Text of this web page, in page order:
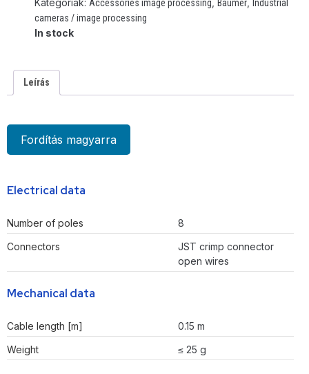
Kategóriák: Accessories image processing Baumer
Industrial
cameras / image processing
In stock
Leírás
Fordítás magyarra
Electrical data
Number of poles
8
Connectors
JST crimp connector
open wires
Mechanical data
Cable length [m]
0.15 m
Weight
≤ 25 g